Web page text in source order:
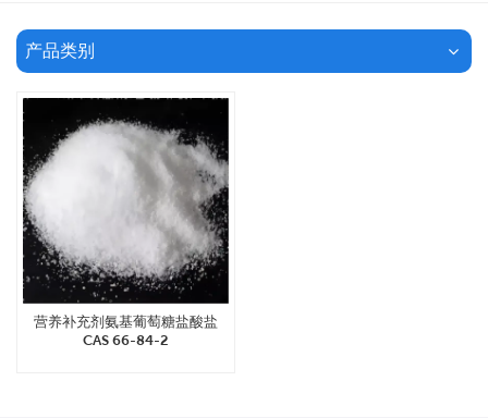
产品类别
营养补充剂氨基葡萄糖盐酸盐
CAS 66-84-2